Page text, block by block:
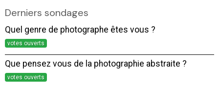
Derniers sondages
Quel genre de photographe êtes vous ?
votes ouverts
Que pensez vous de la photographie abstraite ?
votes ouverts